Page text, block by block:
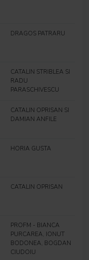
DRAGOS PATRARU
CATALIN STRIBLEA SI
RADU
PARASCHIVESCU
CATALIN OPRISAN SI
DAMIAN ANFILE
HORIA GUSTA
CATALIN OPRISAN
PROFM - BIANCA
PURCAREA, IONUT
BODONEA, BOGDAN
CIUDOIU